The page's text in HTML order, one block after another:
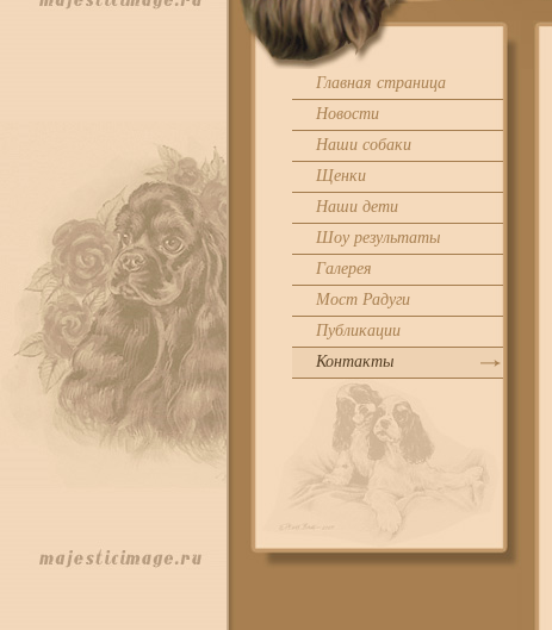
Главная страница
Новости
Наши собаки
Щенки
Наши дети
Шоу результаты
Галерея
Мост Радуги
Публикации
Контакты